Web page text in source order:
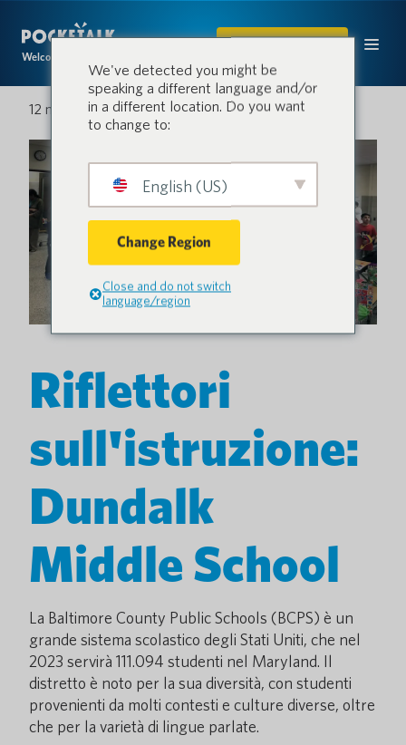
Welcome to the conversation.
ACQUISTARE
12 maggio 2023
Riflettori
sull'istruzione:
Dundalk
Middle School
La Baltimore County Public Schools (BCPS) è un
grande sistema scolastico degli Stati Uniti, che nel
2023 servirà 111.094 studenti nel Maryland. Il
distretto è noto per la sua diversità, con studenti
provenienti da molti contesti e culture diverse, oltre
che per la varietà di lingue parlate.
We've detected you might be
speaking a different language and/or
in a different location. Do you want
to change to:
English (US)
Change Region
Close and do not switch
language/region